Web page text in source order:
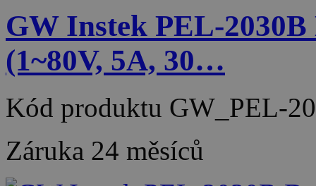
GW Instek PEL-
(1~80V, 5A, 30…
Kód produktu GW_PEL-
Záruka 24 měsíců